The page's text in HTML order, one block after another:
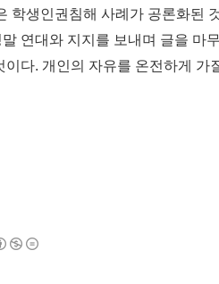
학생인권침해 사례가 공론화된
말 연대와 지지를 보내며 글을 마
이다. 개 인의 자유를 온전하게 가